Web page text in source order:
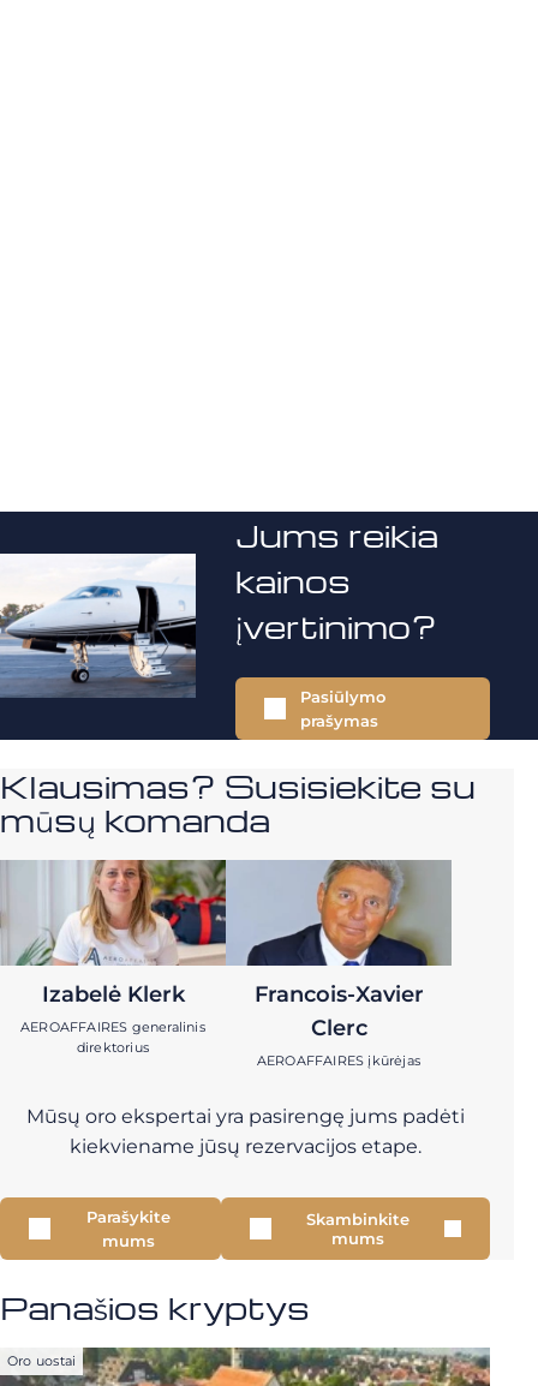
Jums reikia
kainos
įvertinimo?
Pasiūlymo
prašymas
Klausimas? Susisiekite su
mūsų komanda
Izabelė Klerk
AEROAFFAIRES generalinis
direktorius
Francois-Xavier
Clerc
AEROAFFAIRES įkūrėjas
Mūsų oro ekspertai yra pasirengę jums padėti
kiekviename jūsų rezervacijos etape.
Parašykite
mums
Skambinkite
mums
Panašios kryptys
Oro uostai